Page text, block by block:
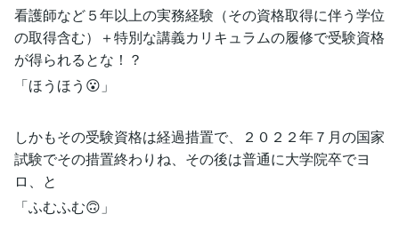
看護師など５年以上の実務経験（その資格取得に伴う学位
の取得含む）＋特別な講義カリキュラムの履修で受験資格
が得られるとな！？
「ほうほう😮」
しかもその受験資格は経過措置で、２０２２年７月の国家
試験でその措置終わりね、その後は普通に大学院卒でヨ
ロ、と
「ふむふむ🙃」